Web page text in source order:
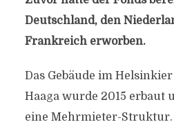
Deutschland, den
Frankreich erworben.
Das Gebäude im
Haaga wurde 2015 erbaut
eine Mehrmieter-Struktur.